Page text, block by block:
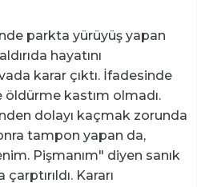
parkta yürüyüş yapan
hayatını
karar çıktı. İfadesinde
kastım olmadı.
dolayı kaçmak zorunda
tampon yapan da,
Pişmanım" diyen sanık
Kararı